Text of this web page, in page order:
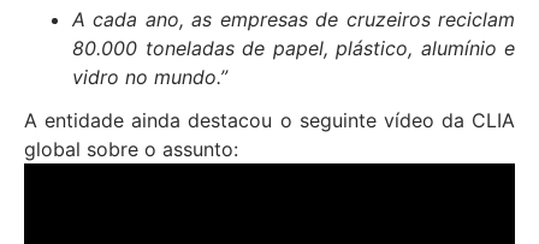
A cada ano, as empresas de cruzeiros reciclam
80.000 toneladas de papel, plástico, alumínio e
vidro no mundo.”
A entidade ainda destacou o seguinte vídeo da CLIA
global sobre o assunto: